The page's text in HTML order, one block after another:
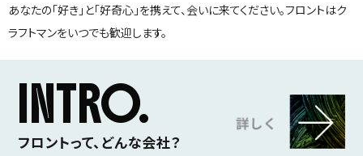
あなたの「好き」と「好奇心」を携えて、会いに来てください。フロントはク
ラフトマンをいつでも歓迎します。
INTRO.
フロントって、どんな会社？